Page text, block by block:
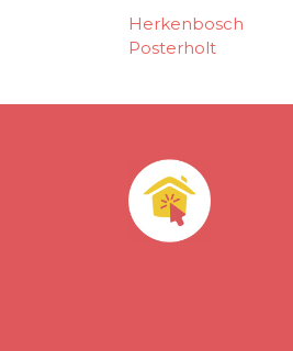
Herkenbosch
Posterholt